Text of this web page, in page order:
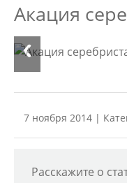
Акация
7 ноября 2014 |
Расскажите о